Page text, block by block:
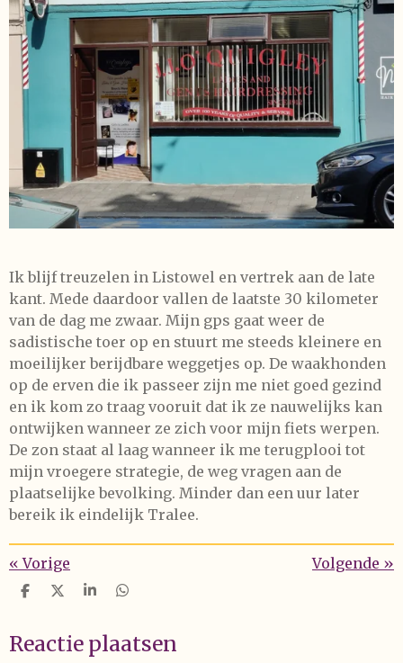
Ik blijf treuzelen in Listowel en vertrek aan de late
kant. Mede daardoor vallen de laatste 30 kilometer
van de dag me zwaar. Mijn gps gaat weer de
sadistische toer op en stuurt me steeds kleinere en
moeilijker berijdbare weggetjes op. De waakhonden
op de erven die ik passeer zijn me niet goed gezind
en ik kom zo traag vooruit dat ik ze nauwelijks kan
ontwijken wanneer ze zich voor mijn fiets werpen.
De zon staat al laag wanneer ik me terugplooi tot
mijn vroegere strategie, de weg vragen aan de
plaatselijke bevolking. Minder dan een uur later
bereik ik eindelijk Tralee.
«Vorige Volgende »
D
e
n
D
l
S
r
e
D
e
n
Reactie plaatsen